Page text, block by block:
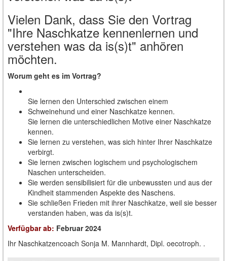
Vielen Dank, dass Sie den Vortrag
"Ihre Naschkatze kennenlernen und
verstehen was da is(s)t" anhören
möchten.
Worum geht es im Vortrag?
Sie lernen den Unterschied zwischen einem
Schweinehund und einer Naschkatze kennen.
Sie lernen die unterschiedlichen Motive einer Naschkatze
kennen.
Sie lernen zu verstehen, was sich hinter Ihrer Naschkatze
verbirgt.
Sie lernen zwischen logischem und psychologischem
Naschen unterscheiden.
Sie werden sensibilisiert für die unbewussten und aus der
Kindheit stammenden Aspekte des Naschens.
Sie schließen Frieden mit ihrer Naschkatze, weil sie besser
verstanden haben, was da is(s)t.
Verfügbar ab: Februar 2024
Ihr Naschkatzencoach Sonja M. Mannhardt, Dipl. oecotroph. .